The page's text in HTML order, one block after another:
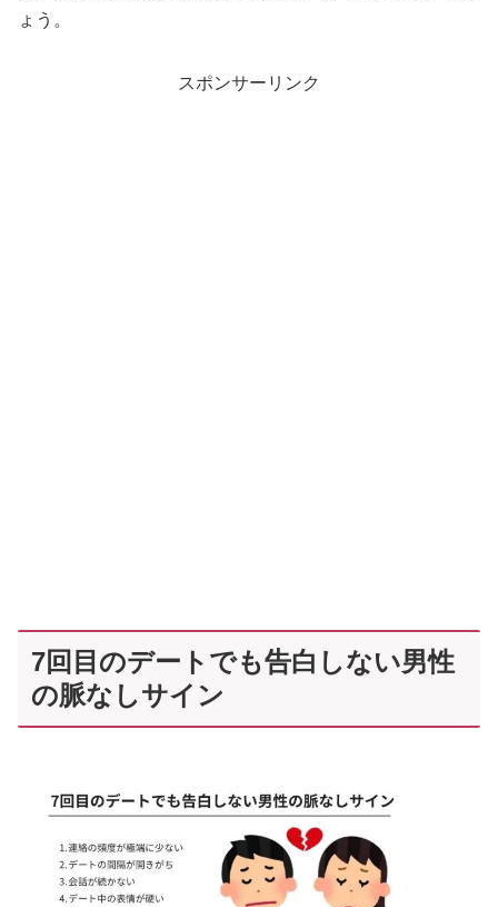
ょう。
スポンサーリンク
7回目のデートでも告白しない男性
の脈なしサイン